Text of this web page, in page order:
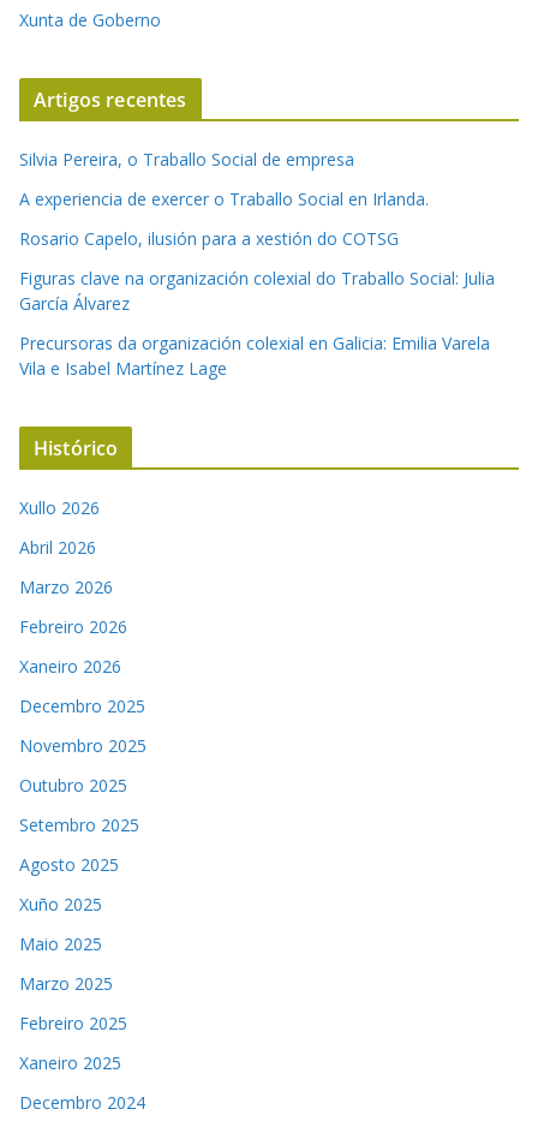
Xunta de Goberno
Artigos recentes
Silvia Pereira, o Traballo Social de empresa
A experiencia de exercer o Traballo Social en Irlanda.
Rosario Capelo, ilusión para a xestión do COTSG
Figuras clave na organización colexial do Traballo Social: Julia
García Álvarez
Precursoras da organización colexial en Galicia: Emilia Varela
Vila e Isabel Martínez Lage
Histórico
Xullo 2026
Abril 2026
Marzo 2026
Febreiro 2026
Xaneiro 2026
Decembro 2025
Novembro 2025
Outubro 2025
Setembro 2025
Agosto 2025
Xuño 2025
Maio 2025
Marzo 2025
Febreiro 2025
Xaneiro 2025
Decembro 2024